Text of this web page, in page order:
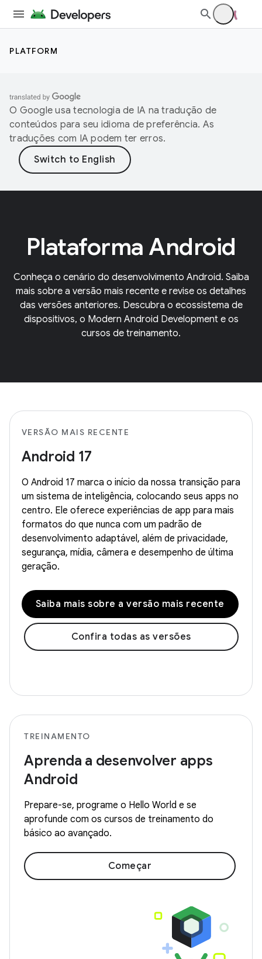
PLATFORM
O Google usa tecnologia de IA na tradução de
conteúdos para seu idioma de preferência. As
traduções com IA podem ter erros.
Plataforma Android
Conheça o cenário do desenvolvimento Android. Saiba
mais sobre a versão mais recente e revise os detalhes
das versões anteriores. Descubra o ecossistema de
dispositivos, o Modern Android Development e os
cursos de treinamento.
VERSÃO MAIS RECENTE
Android 17
O Android 17 marca o início da nossa transição para
um sistema de inteligência, colocando seus apps no
centro. Ele oferece experiências de app para mais
formatos do que nunca com um padrão de
desenvolvimento adaptável, além de privacidade,
segurança, mídia, câmera e desempenho de última
geração.
Saiba mais sobre a versão mais recente
Confira todas as versões
TREINAMENTO
Aprenda a desenvolver apps
Android
Prepare-se, programe o Hello World e se
aprofunde com os cursos de treinamento do
básico ao avançado.
Começar